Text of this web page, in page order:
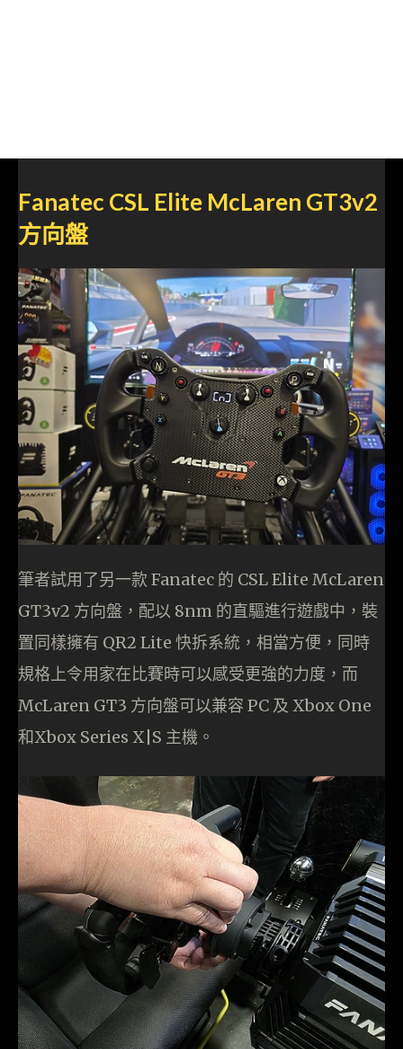
Fanatec CSL Elite McLaren GT3v2
方向盤
筆者試用了另一款 Fanatec 的 CSL Elite McLaren
GT3v2 方向盤，配以 8nm 的直驅進行遊戲中，裝
置同樣擁有 QR2 Lite 快拆系統，相當方便，同時
規格上令用家在比賽時可以感受更強的力度，而
McLaren GT3 方向盤可以兼容 PC 及 Xbox One
和Xbox Series X|S 主機。